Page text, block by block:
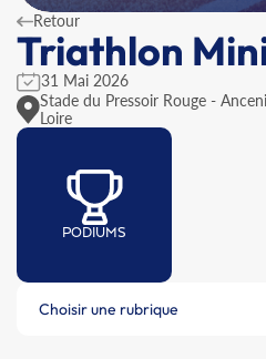
Retour
Triathlon
31 Mai 2026
Stade du Pressoir Rouge -
Loire
PODIUMS
Choisir une rubrique